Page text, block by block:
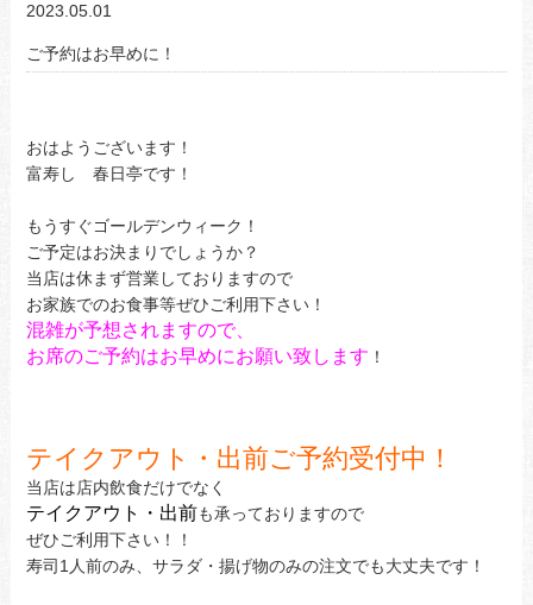
2023.05.01
ご予約はお早めに！
おはようございます！
富寿し 春日亭です！
もうすぐゴールデンウィーク！
ご予定はお決まりでしょうか？
当店は休まず営業しておりますので
お家族でのお食事等ぜひご利用下さい！
混雑が予想されますので、
お席のご予約はお早めにお願い致します ！
テイクアウト・出前ご予約受付中！
当店は店内飲食だけでなく
テイクアウト・出前も承っておりますので
ぜひご利用下さい！！
寿司1人前のみ、サラダ・揚げ物のみの注文でも大丈夫です！